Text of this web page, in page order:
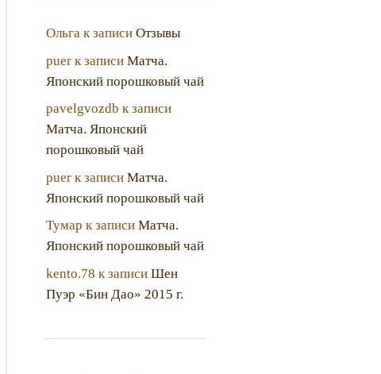
Ольгак записи Отзывы
puerк записи Матча.
Японский порошковый чай
pavelgvozdb к записи
Матча. Японский
порошковый чай
puerк записи Матча.
Японский порошковый чай
Тумар к записи Матча.
Японский порошковый чай
kento.78 к записи Шен
Пуэр «Бин Дао» 2015 г.